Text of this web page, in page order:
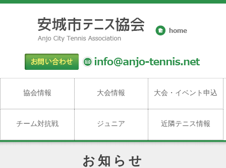
協会情報 大会情報 大会・イベント申込
チーム対抗戦 ジュニア 近隣テニス情報
お知らせ